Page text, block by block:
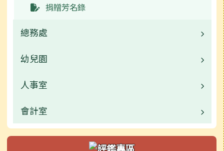
捐贈芳名錄
總務處
業務職掌
校園公告
常用連結
活動相簿
幼兒園
校園公告
業務職掌
活動相簿
人事室
業務職掌
校園公告
會計室
業務職掌